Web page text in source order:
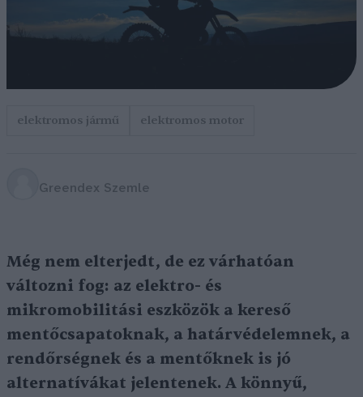
elektromos jármű elektromos motor
Greendex Szemle
Még nem elterjedt, de ez várhatóan
változni fog: az elektro- és
mikromobilitási eszközök a kereső
mentőcsapatoknak, a határvédelemnek, a
rendőrségnek és a mentőknek is jó
alternatívákat jelentenek. A könnyű,